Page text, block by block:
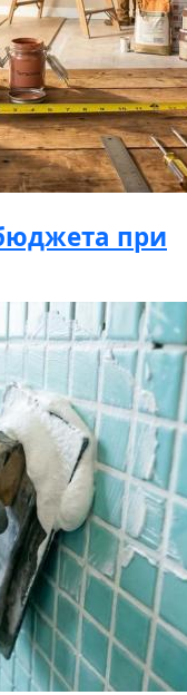
при